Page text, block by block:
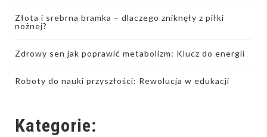
Złota i srebrna bramka – dlaczego zniknęły z piłki
nożnej?
Zdrowy sen jak poprawić metabolizm: Klucz do energii
Roboty do nauki przyszłości: Rewolucja w edukacji
Kategorie: